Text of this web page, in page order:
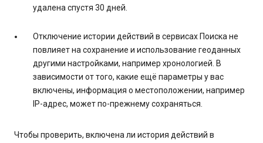
удалена спустя 30 дней.
Отключение истории действий в сервисах Поиска не
повлияет на сохранение и использование геоданных
другими настройками, например хронологией. В
зависимости от того, какие ещё параметры у вас
включены, информация о местоположении, например
IP-адрес, может по-прежнему сохраняться.
Чтобы проверить, включена ли история действий в